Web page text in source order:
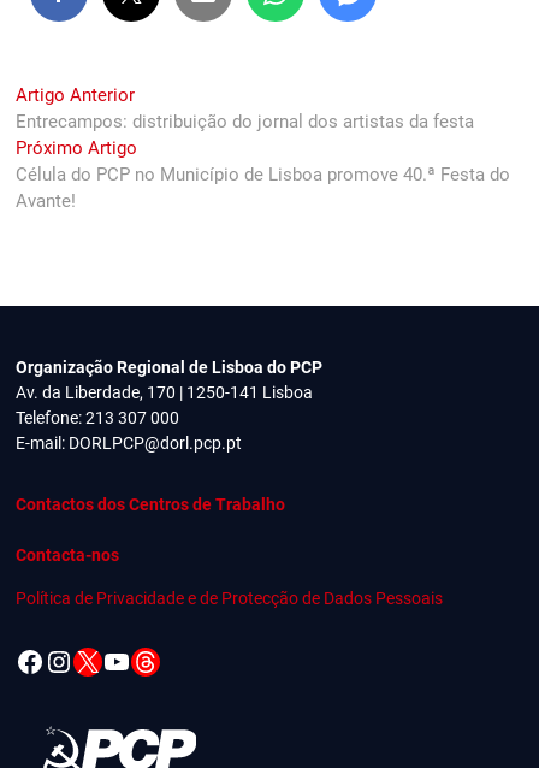
Navegação
de
artigos
Artigo AnteriorPrevious
post:
Entrecampos: distribuição do jornal dos artistas da festa
Próximo Artigo
post:
Célula do PCP no Município de Lisboa promove 40.ª Festa do
Avante!
Organização Regional de Lisboa do PCP
Av. da Liberdade, 170 | 1250-141 Lisboa
Telefone: 213 307 000
E-mail: DORLPCP@dorl.pcp.pt
Contactos dos Centros de Trabalho
Contacta-nos
Política de Privacidade e de Protecção de Dados Pessoais
Facebook
Instagram
X YouTube
Threads